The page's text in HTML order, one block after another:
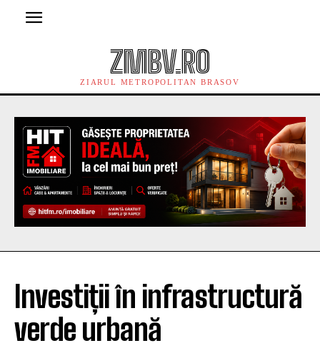
ZMBV.RO
ZIARUL METROPOLITAN BRASOV
Investiții în infrastructură
verde urbană